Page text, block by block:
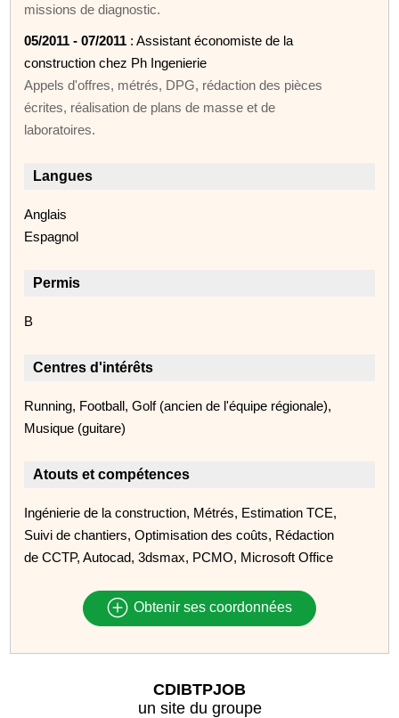
missions de diagnostic.
05/2011 - 07/2011 : Assistant économiste de la
construction chez Ph Ingenierie
Appels d'offres, métrés, DPG, rédaction des pièces
écrites, réalisation de plans de masse et de
laboratoires.
Langues
Anglais
Espagnol
Permis
B
Centres d'intérêts
Running, Football, Golf (ancien de l'équipe régionale),
Musique (guitare)
Atouts et compétences
Ingénierie de la construction, Métrés, Estimation TCE,
Suivi de chantiers, Optimisation des coûts, Rédaction
de CCTP, Autocad, 3dsmax, PCMO, Microsoft Office
Obtenir ses coordonnées
CDIBTPJOB
un site du groupe